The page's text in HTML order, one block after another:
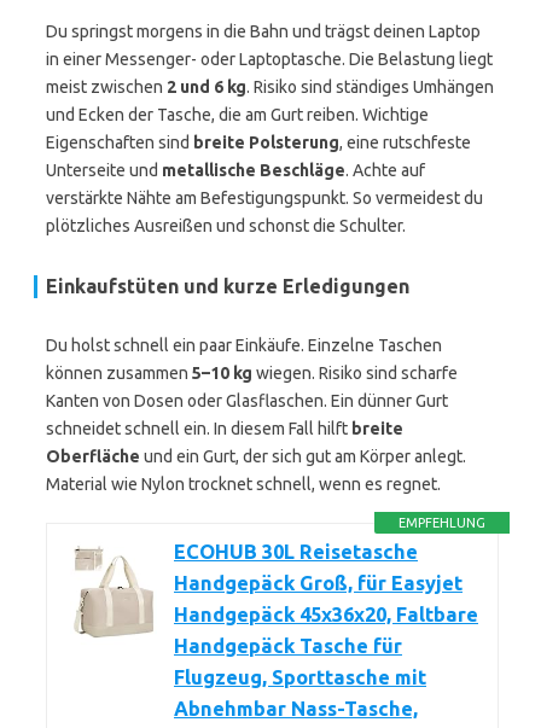
Du springst morgens in die Bahn und trägst deinen Laptop
in einer Messenger- oder Laptoptasche. Die Belastung liegt
meist zwischen 2 und 6 kg. Risiko sind ständiges Umhängen
und Ecken der Tasche, die am Gurt reiben. Wichtige
Eigenschaften sind breite Polsterung, eine rutschfeste
Unterseite und metallische Beschläge. Achte auf
verstärkte Nähte am Befestigungspunkt. So vermeidest du
plötzliches Ausreißen und schonst die Schulter.
Einkaufstüten und kurze Erledigungen
Du holst schnell ein paar Einkäufe. Einzelne Taschen
können zusammen 5–10 kg wiegen. Risiko sind scharfe
Kanten von Dosen oder Glasflaschen. Ein dünner Gurt
schneidet schnell ein. In diesem Fall hilft breite
Oberfläche und ein Gurt, der sich gut am Körper anlegt.
Material wie Nylon trocknet schnell, wenn es regnet.
EMPFEHLUNG
ECOHUB 30L Reisetasche
Handgepäck Groß, für Easyjet
Handgepäck 45x36x20, Faltbare
Handgepäck Tasche für
Flugzeug, Sporttasche mit
Abnehmbar Nass-Tasche,